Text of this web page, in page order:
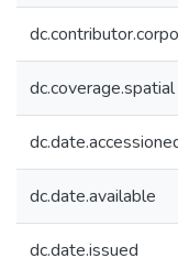
dc.coverage.spatial
dc.date.available
dc.date.issued